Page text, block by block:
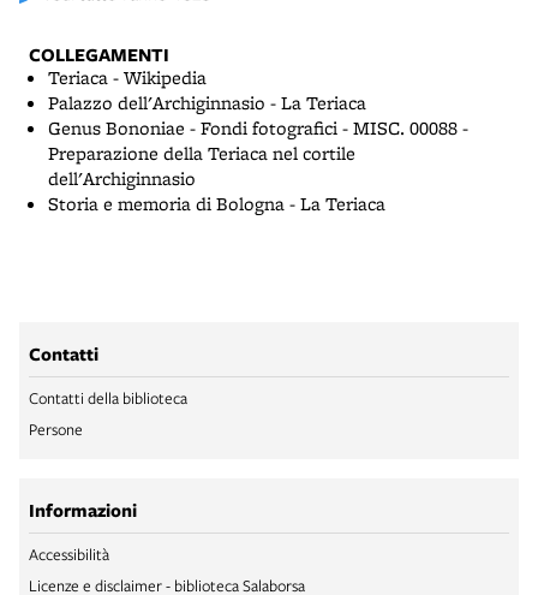
COLLEGAMENTI
Teriaca - Wikipedia
Palazzo dell'Archiginnasio - La Teriaca
Genus Bononiae - Fondi fotografici - MISC. 00088 -
Preparazione della Teriaca nel cortile
dell'Archiginnasio
Storia e memoria di Bologna - La Teriaca
Contatti
Contatti della biblioteca
Persone
Informazioni
Accessibilità
Licenze e disclaimer - biblioteca Salaborsa